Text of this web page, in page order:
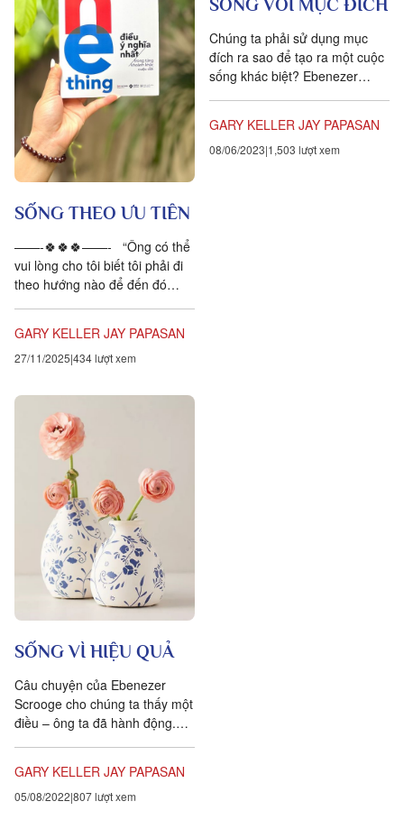
SỐNG THEO ƯU TIÊN
——-🍀🍀🍀——- “Ông có thể
vui lòng cho tôi biết tôi phải đi
theo hướng nào để đến đó
GARY KELLER JAY PAPASAN
27/11/2025 434 lượt xem
SỐNG VỚI MỤC ĐÍCH
Chúng ta phải sử dụng mục
đích ra sao để tạo ra một cuộc
sống khác biệt? Ebenezer
GARY KELLER JAY PAPASAN
08/06/2023 1,503 lượt xem
SỐNG VÌ HIỆU QUẢ
Câu chuyện của Ebenezer
Scrooge cho chúng ta thấy một
điều – ông ta đã hành động.
tiên...
GARY KELLER JAY PAPASAN
05/08/2022 807 lượt xem